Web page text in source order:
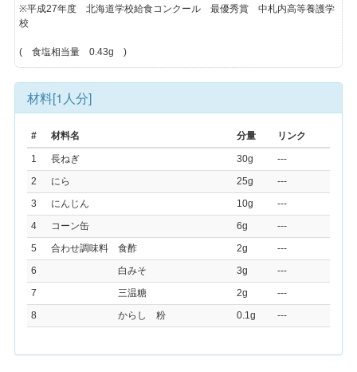
※平成27年度 北海道学校給食コンクール 最優秀賞 中札内高等養護学
校
( 食塩相当量 0.43g )
材料[1人分]
# 材料名 分量 リンク
1 長ねぎ 30g
---
2
にら 25g
---
3
にんじん 10g
---
4
コーン缶 6g
---
5
合わせ調味料 食酢 2g
---
6
白みそ 3g
---
7
三温糖 2g
---
8
からし 粉 0.1g ---